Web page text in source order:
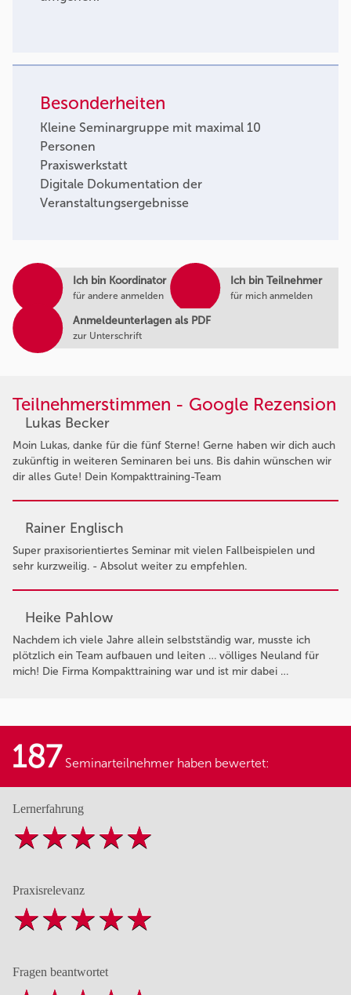
Ich bin Koordinator
für andere anmelden
Ich bin Teilnehmer
für mich anmelden
Anmeldeunterlagen als PDF
zur Unterschrift
Besonderheiten
Kleine Seminargruppe mit maximal 10
Personen
Praxiswerkstatt
Digitale Dokumentation der
Veranstaltungsergebnisse
Teilnehmerstimmen - Google Rezension
Lukas Becker
Moin Lukas, danke für die fünf Sterne! Gerne haben wir dich auch
zukünftig in weiteren Seminaren bei uns. Bis dahin wünschen wir
dir alles Gute! Dein Kompakttraining-Team
Rainer Englisch
Super praxisorientiertes Seminar mit vielen Fallbeispielen und
sehr kurzweilig. - Absolut weiter zu empfehlen.
Heike Pahlow
Nachdem ich viele Jahre allein selbstständig war, musste ich
plötzlich ein Team aufbauen und leiten … völliges Neuland für
mich! Die Firma Kompakttraining war und ist mir dabei …
187 Seminarteilnehmer haben bewertet:
Lernerfahrung
Praxisrelevanz
Fragen beantwortet